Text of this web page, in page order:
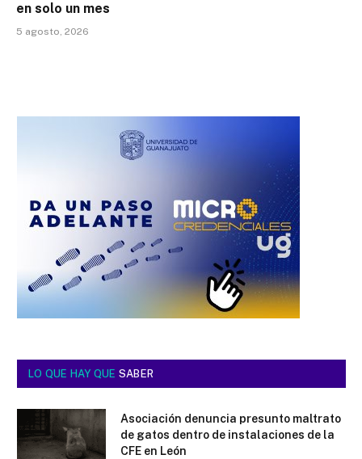
en solo un mes
5 agosto, 2026
LO QUE HAY QUE SABER
Asociación denuncia presunto maltrato
de gatos dentro de instalaciones de la
CFE en León